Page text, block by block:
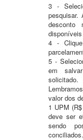
3 -
pesquisar.
desconto
4 -
5 -
em
solicitado.
valor dos
1 UPM
deve ser
sendo
conciliados.